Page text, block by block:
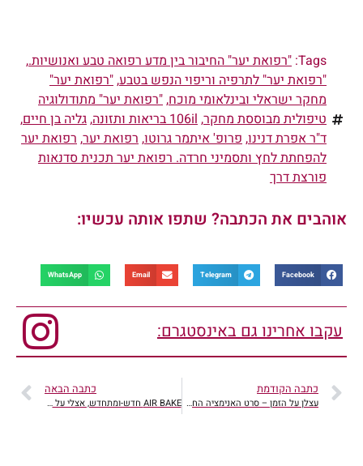
Tags: "רפואת יער" החיבור בין מדע רפואה טבע ואנושיות.,
"רפואת יער" לתרפיה וריפוי הנפש בטבע,"רפואת יער"
מחקר ישראלי ובינלאומי מוכח,"רפואת יער" מתודולוגיה
טיפולית מבוססת מחקר,106il בריאות ותזונה ,גליה בן חיים,
ד"ר אפרת דנינו,פרופ' איתמר גרוטו,רפואת יער,רפואת יער
להפחתת לחץ ותסמיני חרדה. רפואת יער תכנית סדנאות
פורצת דרך
אוהבים את הכתבה? שתפו אותה עכשיו:
Facebook
Telegram
Email
WhatsApp
עקבו אחרינו גם באינסטגרם:
כתבה הקודמת
עצלן על הזמן – סרט האנימציה החדש
כתבה הבאה
AIR BAKE חדש-ומתחדש, אצלי על המדף